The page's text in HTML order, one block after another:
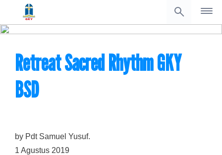
Retreat Sacred Rhythm GKY
BSD
by Pdt Samuel Yusuf.
1 Agustus 2019